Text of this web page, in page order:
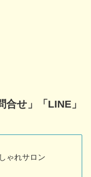
せ」「LINE」
ゃれサロン